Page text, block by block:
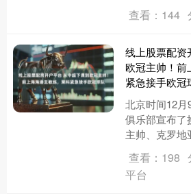
演。德甲豪
查看：144
线上股票配资
欧冠主帅！
紧急接手欧冠
北京时间12
俱乐部宣布了
主帅、克罗地
一轮与阿森
查看：198
平台